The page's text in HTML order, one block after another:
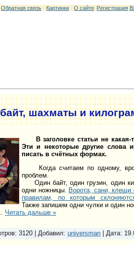
Обратная связь Картинки О сайте Регистрация
шахматы и
В заголовке статьи не
Эти и некоторые другие слова
писать в счётных формах.
Когда считаем по одному,
проблем.
Один байт, один грузин, один
одни ножницы. Ворота, сани,
правилам, по которым
Также запишем одни чулки и один
Читать дальше »
3120 | Добавил: universman | Дата: